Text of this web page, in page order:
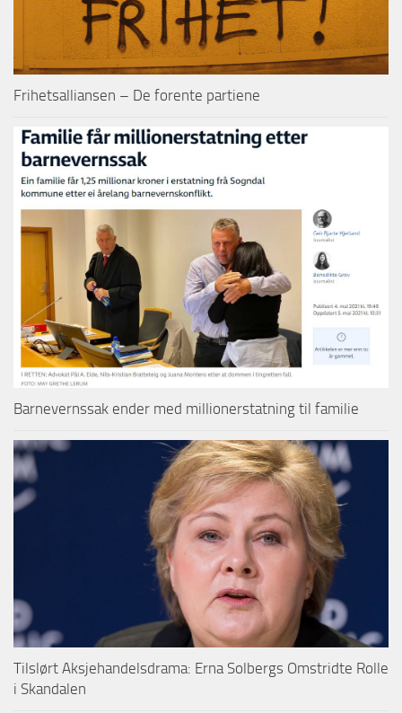
Frihetsalliansen – De forente partiene
Barnevernssak ender med millionerstatning til familie
Tilslørt Aksjehandelsdrama: Erna Solbergs Omstridte Rolle
i Skandalen